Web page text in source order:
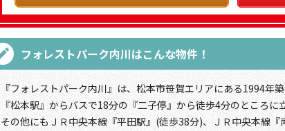
フォレストパーク内川はこんな物件！
『フォレストパーク内川』は、松本市笹賀エリアにある1994年築
『松本駅』からバスで18分の『二子停』から徒歩4分のところに
その他にもＪＲ中央本線『平田駅』(徒歩38分)、ＪＲ中央本線